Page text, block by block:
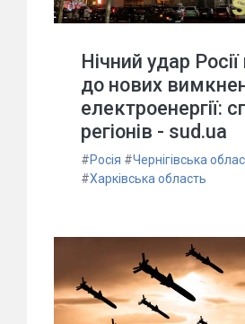
Нічний удар
до нових
електроенергії:
регіонів - sud.ua
#Росія #Чернігівська
#Харківська область